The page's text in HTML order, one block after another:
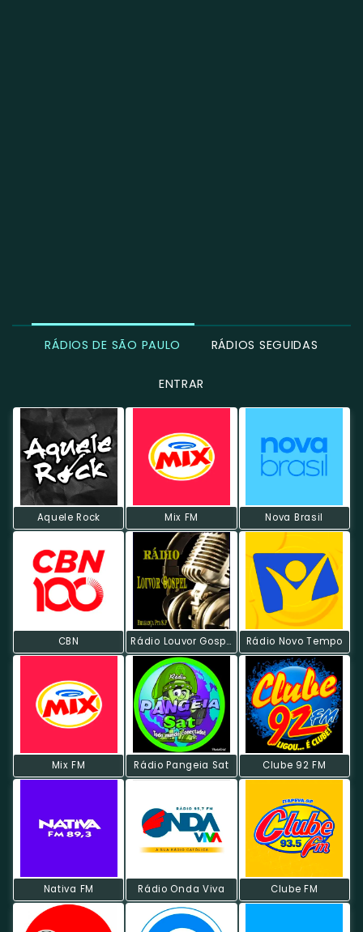
RÁDIOS DE SÃO PAULO RÁDIOS SEGUIDAS
ENTRAR
Aquele Rock Mix FM Nova Brasil
CBN Rádio Louvor Gospel Rádio Novo Tempo
Mix FM Rádio Pangeia Sat Clube 92 FM
Nativa FM Rádio Onda Viva Clube FM